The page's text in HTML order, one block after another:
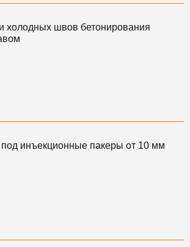
холодных швов бетонирования
инъекционные пакеры от 10 мм